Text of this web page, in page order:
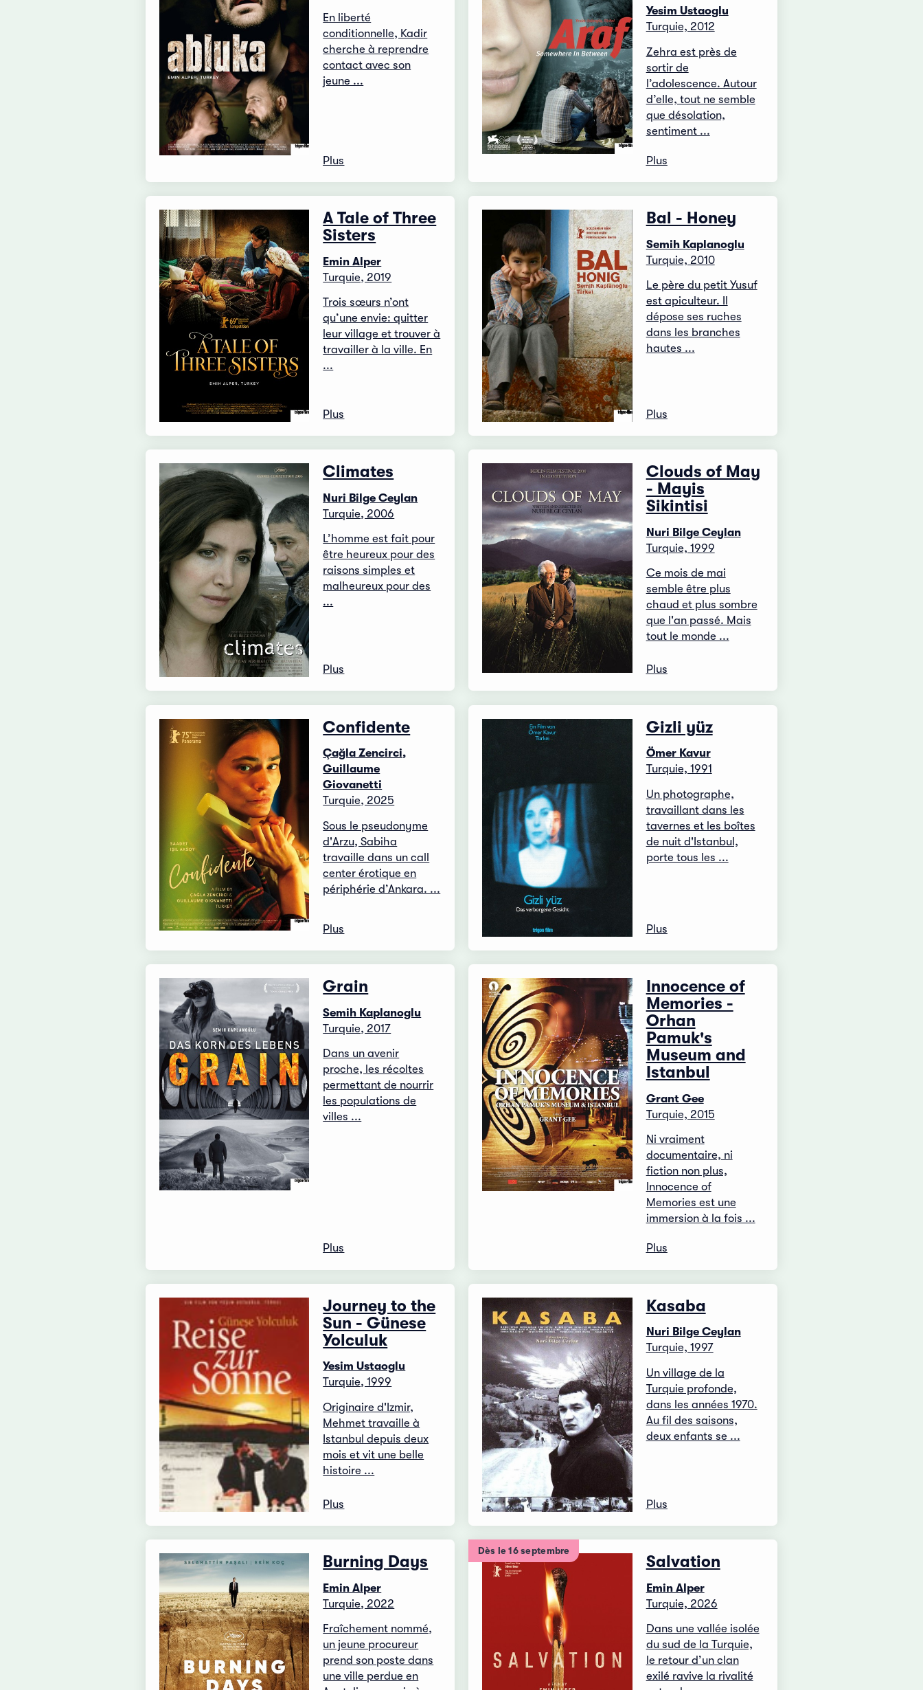
En liberté
conditionnelle, Kadir
cherche à reprendre
contact avec son
jeune ...
Plus
Yesim Ustaoglu
Turquie, 2012
Zehra est près de
sortir de
l’adolescence. Autour
d’elle, tout ne semble
que désolation,
sentiment ...
Plus
A Tale of Three
Sisters
Emin Alper
Turquie, 2019
Trois sœurs n’ont
qu’une envie: quitter
leur village et trouver à
travailler à la ville. En
...
Plus
Bal - Honey
Semih Kaplanoglu
Turquie, 2010
Le père du petit Yusuf
est apiculteur. Il
dépose ses ruches
dans les branches
hautes ...
Plus
Climates
Nuri Bilge Ceylan
Turquie, 2006
L’homme est fait pour
être heureux pour des
raisons simples et
malheureux pour des
...
Plus
Clouds of May
- Mayis
Sikintisi
Nuri Bilge Ceylan
Turquie, 1999
Ce mois de mai
semble être plus
chaud et plus sombre
que l'an passé. Mais
tout le monde ...
Plus
Confidente
Çağla Zencirci,
Guillaume
Giovanetti
Turquie, 2025
Sous le pseudonyme
d'Arzu, Sabiha
travaille dans un call
center érotique en
périphérie d’Ankara. ...
Plus
Gizli yüz
Ömer Kavur
Turquie, 1991
Un photographe,
travaillant dans les
tavernes et les boîtes
de nuit d'Istanbul,
porte tous les ...
Plus
Grain
Semih Kaplanoglu
Turquie, 2017
Dans un avenir
proche, les récoltes
permettant de nourrir
les populations de
villes ...
Plus
Innocence of
Memories -
Orhan
Pamuk's
Museum and
Istanbul
Grant Gee
Turquie, 2015
Ni vraiment
documentaire, ni
fiction non plus,
Innocence of
Memories est une
immersion à la fois ...
Plus
Journey to the
Sun - Günese
Yolculuk
Yesim Ustaoglu
Turquie, 1999
Originaire d'Izmir,
Mehmet travaille à
Istanbul depuis deux
mois et vit une belle
histoire ...
Plus
Kasaba
Nuri Bilge Ceylan
Turquie, 1997
Un village de la
Turquie profonde,
dans les années 1970.
Au fil des saisons,
deux enfants se ...
Plus
Burning Days
Emin Alper
Turquie, 2022
Fraîchement nommé,
un jeune procureur
prend son poste dans
une ville perdue en
Dès le 16 septembre
Salvation
Emin Alper
Turquie, 2026
Dans une vallée isolée
du sud de la Turquie,
le retour d’un clan
exilé ravive la rivalité